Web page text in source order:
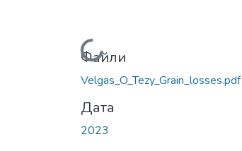
Вантажиться...
Файли
Velgas_O_Tezy_Grain_losses.pdf
Дата
2023